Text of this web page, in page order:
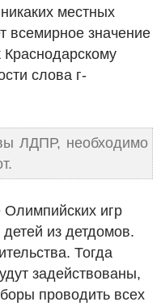
местных
всемирное значение
Краснодарскому
слова г-
ЛДПР, необходимо
игр
из детдомов.
Тогда
задействованы,
проводить всех